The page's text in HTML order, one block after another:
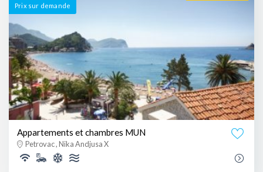
Prix ​​sur demande
Appartements et chambres MUN
Petrovac , Nika Andjusa X